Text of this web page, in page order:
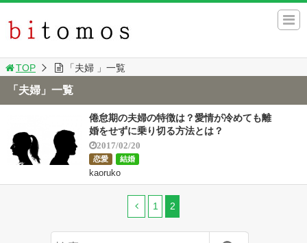
TOP 「夫婦 」一覧
「夫婦」一覧
倦怠期の夫婦の特徴は？愛情が冷めても離
婚をせずに乗り切る方法とは？
2017/02/20
恋愛 結婚
kaoruko
1 2